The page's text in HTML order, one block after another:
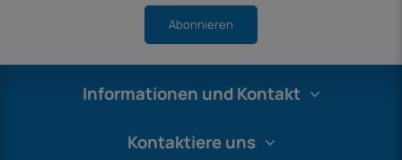
Abonnieren
Informationen und Kontakt
Kontaktiere uns